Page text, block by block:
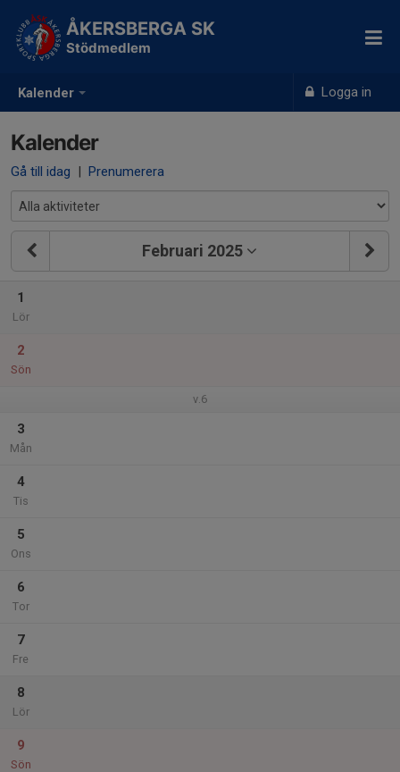
Kalender Logga in
ÅKERSBERGA SK
Stödmedlem
Kalender
Gå till idag | Prenumerera
Februari 2025
1
Lör
2
Sön
v.6
3
Mån
4
Tis
5
Ons
6
Tor
7
Fre
8
Lör
9
Sön